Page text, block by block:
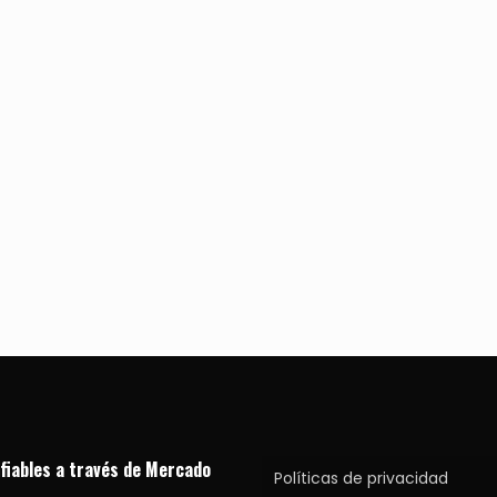
a través de Mercado
Políticas de privacidad